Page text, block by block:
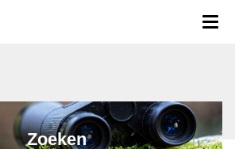
Zoeken